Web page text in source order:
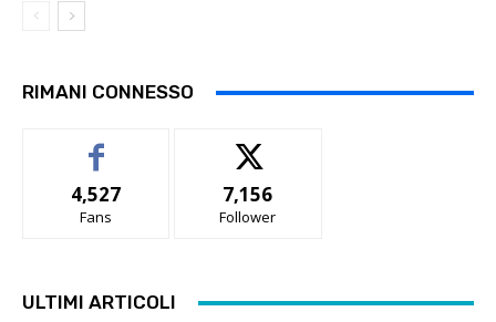
RIMANI CONNESSO
4,527
Fans
7,156
Follower
ULTIMI ARTICOLI